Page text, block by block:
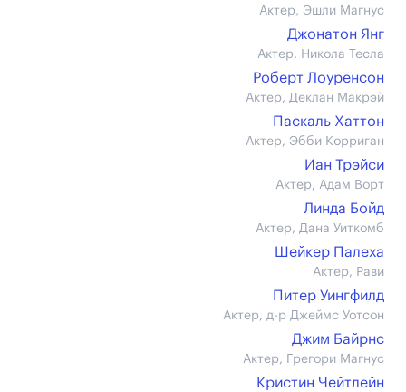
Актер, Эшли Магнус
Джонатон Янг
Актер, Никола Тесла
Роберт Лоуренсон
Актер, Деклан Макрэй
Паскаль Хаттон
Актер, Эбби Корриган
Иан Трэйси
Актер, Адам Ворт
Линда Бойд
Актер, Дана Уиткомб
Шейкер Палеха
Актер, Рави
Питер Уингфилд
Актер, д-р Джеймс Уотсон
Джим Байрнс
Актер, Грегори Магнус
Кристин Чейтлейн